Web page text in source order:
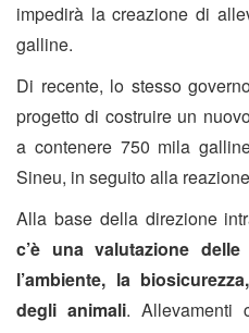
impedirà la creazione di
galline.
Di recente, lo stesso
progetto di costruire un
a contenere 750 mila
Sineu, in seguito alla
Alla base della direzione
c’è una valutazione
l’ambiente, la
degli animali. Allevamenti